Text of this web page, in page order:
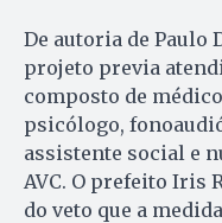
De autoria de Paulo
projeto previa
composto de
psicólogo,
assistente social e
AVC. O prefeito Iris
do veto que a